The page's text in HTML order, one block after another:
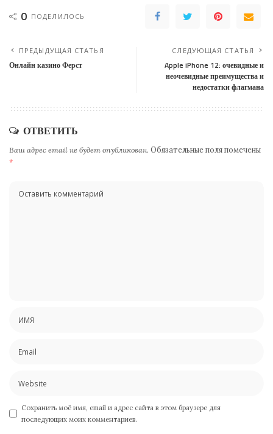
0 ПОДЕЛИЛОСЬ
ПРЕДЫДУЩАЯ СТАТЬЯ
Онлайн казино Ферст
СЛЕДУЮЩАЯ СТАТЬЯ
Apple iPhone 12: очевидные и
неочевидные преимущества и
недостатки флагмана
ОТВЕТИТЬ
Ваш адрес email не будет опубликован. Обязательные поля помечены
*
Сохранить моё имя, email и адрес сайта в этом браузере для
последующих моих комментариев.